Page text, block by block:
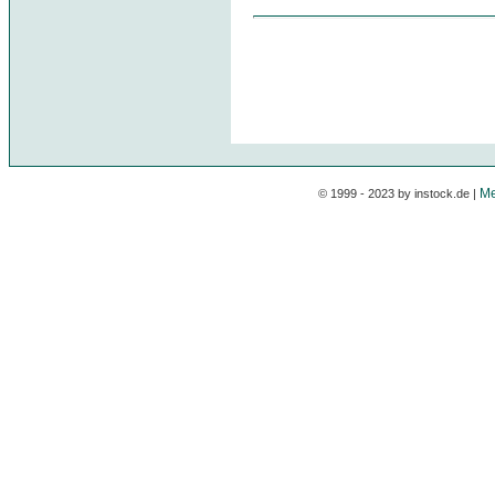
© 1999 - 2023 by instock.de |